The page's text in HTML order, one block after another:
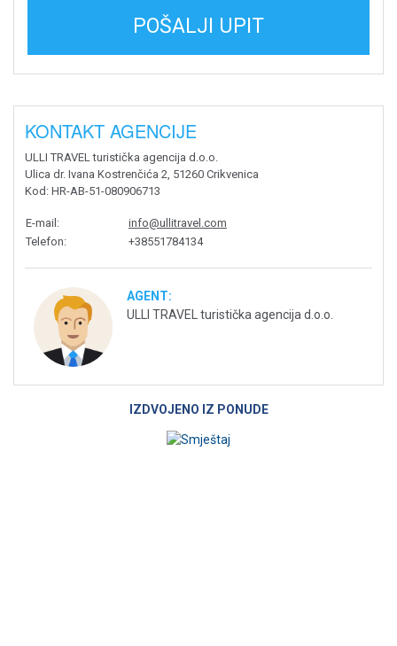
POŠALJI UPIT
KONTAKT AGENCIJE
ULLI TRAVEL turistička agencija d.o.o.
Ulica dr. Ivana Kostrenčića 2, 51260 Crikvenica
Kod : HR-AB-51-080906713
E-mail :
info@ullitravel.com
Telefon: +38551784134
AGENT:
ULLI TRAVEL turistička agencija d.o.o.
IZDVOJENO IZ PONUDE